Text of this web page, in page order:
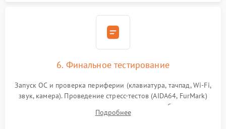
6. Финальное тестирование
Запуск ОС и проверка периферии (клавиатура, тачпад, Wi-Fi,
звук, камера). Проведение стресс-тестов (AIDA64, FurMark)
для контроля температурного режима и стабильности
системы под пиковой нагрузкой.
Подробнее